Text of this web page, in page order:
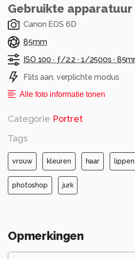
Gebruikte apparatuur
Canon EOS 6D
85mm
ISO 100 · ƒ/2.2 · 1/2500s ·
Flits aan, verplichte modus
Alle foto informatie tonen
Categorie Portret
Tags
vrouw kleuren haar lippen
photoshop jurk
Opmerkingen